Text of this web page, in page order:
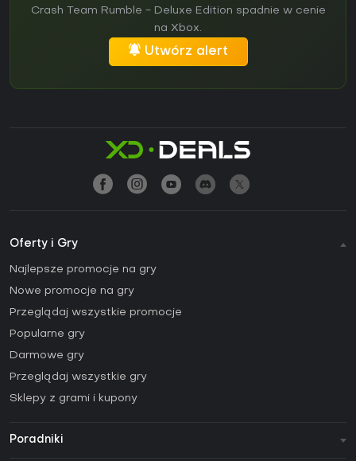
Crash Team Rumble - Deluxe Edition spadnie w cenie
na Xbox.
Utwórz alert
Oferty i Gry
Najlepsze promocje na gry
Nowe promocje na gry
Przeglądaj wszystkie promocje
Popularne gry
Darmowe gry
Przeglądaj wszystkie gry
Sklepy z grami i kupony
Poradniki